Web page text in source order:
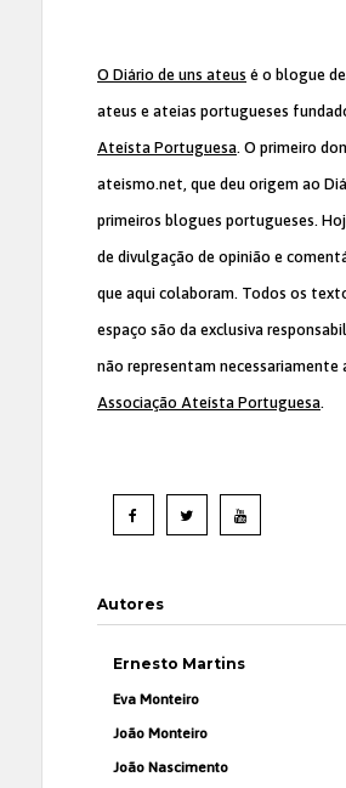
O Diário de uns ateus é o blogue
ateus e ateias portugueses
Ateísta Portuguesa. O primeiro
ateismo.net, que deu origem ao
primeiros blogues portugueses.
de divulgação de opinião e
que aqui colaboram. Todos os
espaço são da exclusiva
não representam necessariamente
Associação Ateísta Portuguesa.
Autores
Ernesto Martins
Eva Monteiro
João Monteiro
João Nascimento